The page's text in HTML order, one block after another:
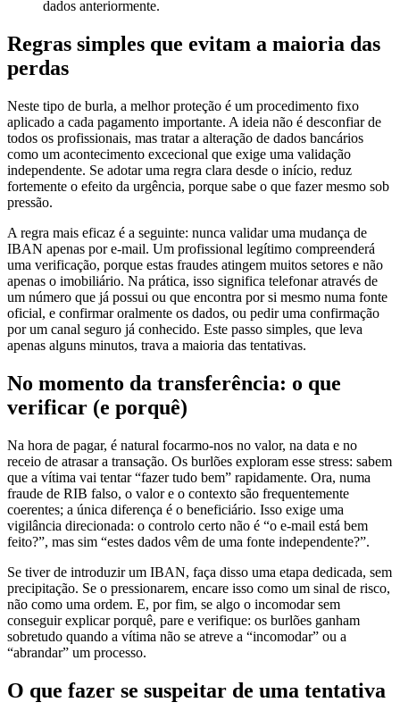
perdas
aplicado a cada pagamento importante. A ideia não é desconfiar de
todos os profissionais, mas tratar a alteração de dados bancários
como um acontecimento excecional que exige uma validação
independente. Se adotar uma regra clara desde o início, reduz
fortemente o efeito da urgência, porque sabe o que fazer mesmo sob
pressão.
IBAN apenas por e-mail. Um profissional legítimo compreenderá
uma verificação, porque estas fraudes atingem muitos setores e não
apenas o imobiliário. Na prática, isso significa telefonar através de
um número que já possui ou que encontra por si mesmo numa fonte
oficial, e confirmar oralmente os dados, ou pedir uma confirmação
por um canal seguro já conhecido. Este passo simples, que leva
apenas alguns minutos, trava a maioria das tentativas.
verificar (e porquê)
receio de atrasar a transação. Os burlões exploram esse stress: sabem
que a vítima vai tentar “fazer tudo bem” rapidamente. Ora, numa
fraude de RIB falso, o valor e o contexto são frequentemente
coerentes; a única diferença é o beneficiário. Isso exige uma
vigilância direcionada: o controlo certo não é “o e-mail está bem
feito?”, mas sim “estes dados vêm de uma fonte independente?”.
precipitação. Se o pressionarem, encare isso como um sinal de risco,
não como uma ordem. E, por fim, se algo o incomodar sem
conseguir explicar porquê, pare e verifique: os burlões ganham
sobretudo quando a vítima não se atreve a “incomodar” ou a
“abrandar” um processo.